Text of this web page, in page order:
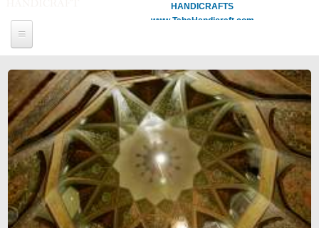
HANDICRAFTS
www.TahaHandicraft.com
Páginas